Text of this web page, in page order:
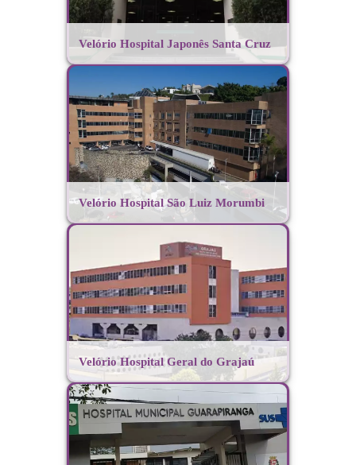
Velório Hospital Japonês Santa Cruz
Velório Hospital São Luiz Morumbi
Velório Hospital Geral do Grajaú